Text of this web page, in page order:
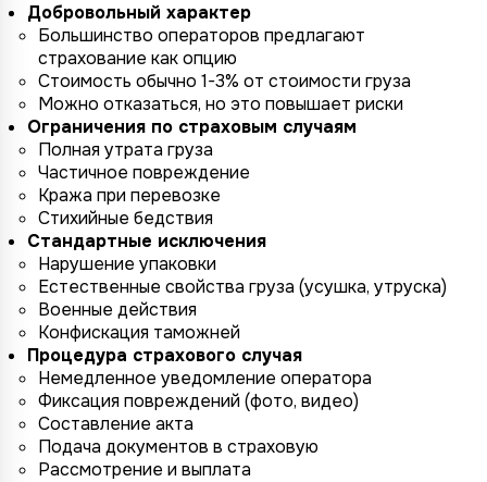
Добровольный характер
Большинство операторов предлагают
страхование как опцию
Стоимость обычно 1-3% от стоимости груза
Можно отказаться, но это повышает риски
Ограничения по страховым случаям
Полная утрата груза
Частичное повреждение
Кража при перевозке
Стихийные бедствия
Стандартные исключения
Нарушение упаковки
Естественные свойства груза (усушка, утруска)
Военные действия
Конфискация таможней
Процедура страхового случая
Немедленное уведомление оператора
Фиксация повреждений (фото, видео)
Составление акта
Подача документов в страховую
Рассмотрение и выплата